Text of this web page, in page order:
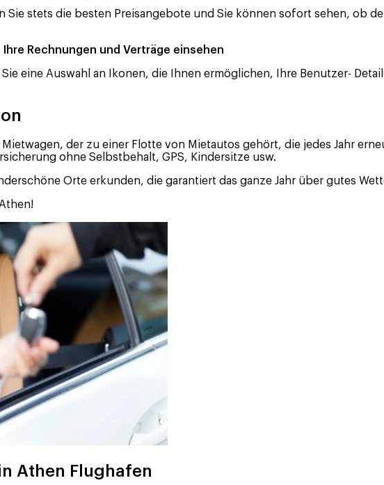
Sie stets die besten Preisangebote und Sie können sofort sehen, ob
Rechnungen und Verträge einsehen
eine Auswahl an Ikonen, die Ihnen ermöglichen, Ihre Benutzer-
der zu einer Flotte von Mietautos gehört, die jedes Jahr
ohne Selbstbehalt, GPS, Kindersitze usw.
Orte erkunden, die garantiert das ganze Jahr über gutes
Athen Flughafen